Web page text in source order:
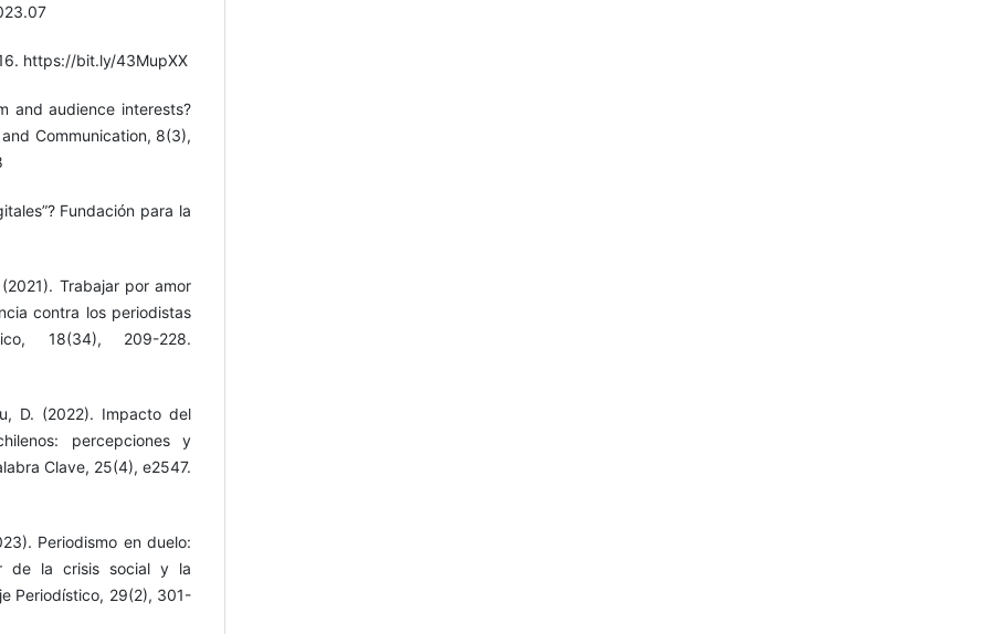
https://bit.ly/43MupXX
and audience interests?
Communication, 8(3),
Fundación para la
Trabajar por amor
contra los periodistas
18(34), 209-228.
D. (2022). Impacto del
percepciones y
Clave, 25(4), e2547.
Periodismo en duelo:
de la crisis social y la
Periodístico, 29(2), 301-